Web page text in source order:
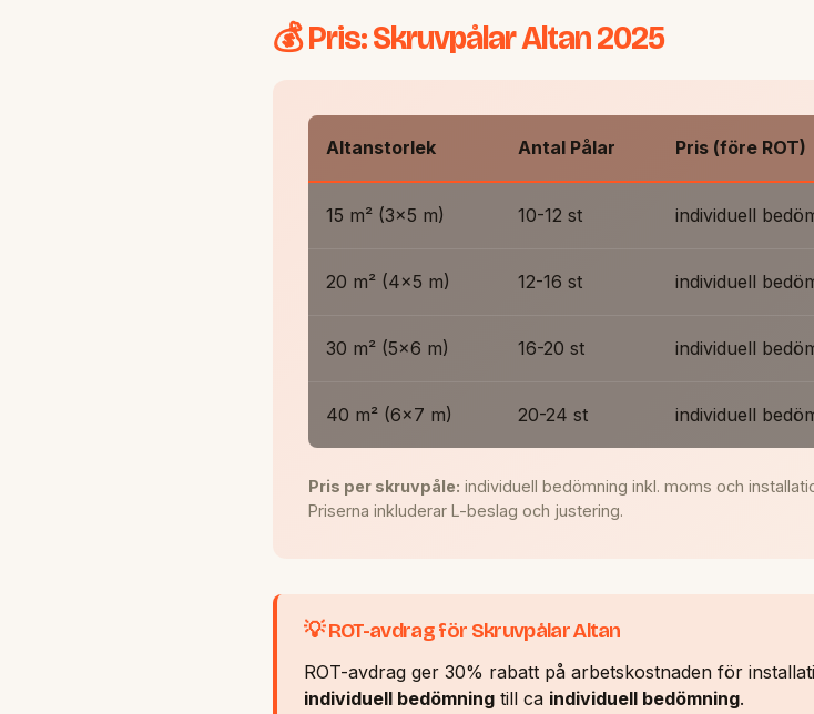
💰 Pris: Skruvpålar Altan 2025
Altanstorlek Antal Pålar Pris (före ROT)
15 m² (3×5 m) 10-12 st individuell
20 m² (4×5 m) 12-16 st individuell
30 m² (5×6 m) 16-20 st individuell
40 m² (6×7 m) 20-24 st individuell
Pris per skruvpåle: individuell bedömning inkl. moms och
Priserna inkluderar L-beslag och justering.
💡 ROT-avdrag för Skruvpålar Altan
ROT-avdrag ger 30% rabatt på arbetskostnaden för
individuell bedömning till ca individuell bedömning.